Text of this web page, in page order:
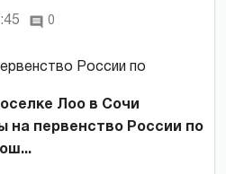
0
Лоо в Сочи
на первенство России по